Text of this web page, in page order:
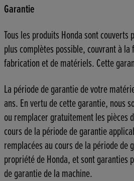
Garantie
Tous les produits Honda sont couverts
plus complètes possible, couvrant à la
fabrication et de matériels. Cette
La période de garantie de votre
ans. En vertu de cette garantie, nous
ou remplacer gratuitement les pièces
cours de la période de garantie
remplacées au cours de la période de
propriété de Honda, et sont garanties
de garantie de la machine.